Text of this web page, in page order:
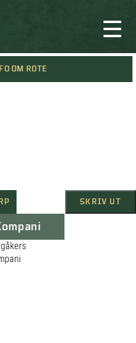
OM ROTE
SKRIV UT